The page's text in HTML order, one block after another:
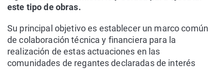
este tipo de obras.
Su principal objetivo es establecer un marco común
de colaboración técnica y financiera para la
realización de estas actuaciones en las
comunidades de regantes declaradas de interés